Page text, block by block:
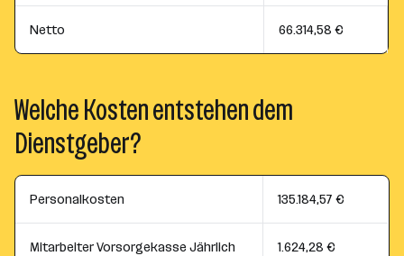
Netto 66.314,58 €
Welche Kosten entstehen dem
Dienstgeber?
Personalkosten 135.184,57 €
Mitarbeiter Vorsorgekasse Jährlich 1.624,28 €